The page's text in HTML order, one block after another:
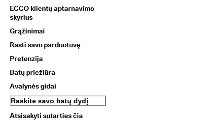
ECCO klientų aptarnavimo
skyrius
Grąžinimai
Rasti savo parduotuvę
Pretenzija
Batų priežiūra
Avalynės gidai
Raskite savo batų dydį
Atsisakyti sutarties čia